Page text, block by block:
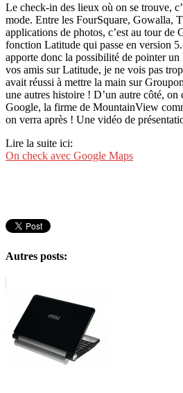
Le check-in des lieux où on se trouve,
mode. Entre les FourSquare, Gowalla,
applications de photos, c’est au tour de
fonction Latitude qui passe en version
apporte donc la possibilité de pointer
vos amis sur Latitude, je ne vois pas
avait réussi à mettre la main sur
une autres histoire ! D’un autre côté, on
Google, la firme de MountainView
on verra après ! Une vidéo de
Lire la suite ici:
On check avec Google Maps
Autres posts: